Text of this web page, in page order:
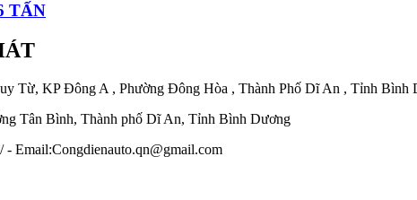
TẤN
Từ, KP Đông A , Phường Đông Hòa , Thành Phố Dĩ An , Tỉnh Bình
Tân Bình, Thành phố Dĩ An, Tỉnh Bình Dương
- Email:Congdienauto.qn@gmail.com